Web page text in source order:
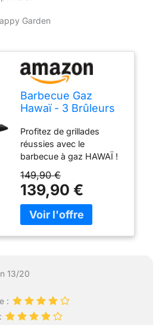
Garden
Barbecue Gaz
Hawaï - 3 Brûleurs
Butane/Propane - 2
Tablettes - HAPPY
GARDEN
Profitez de grillades
réussies avec le
barbecue à gaz HAWAÏ !
intégré pour démarrer la
cuisson en un seul geste
Mobilité pratique : Deux
roues pour déplacer le
terrasses ou jardins
L 100 x l 51 x H 98cm -
Surface de cuisson : L 53
× l 33,5cm - Matières :
149,90 €
139,90 €
13/20
: